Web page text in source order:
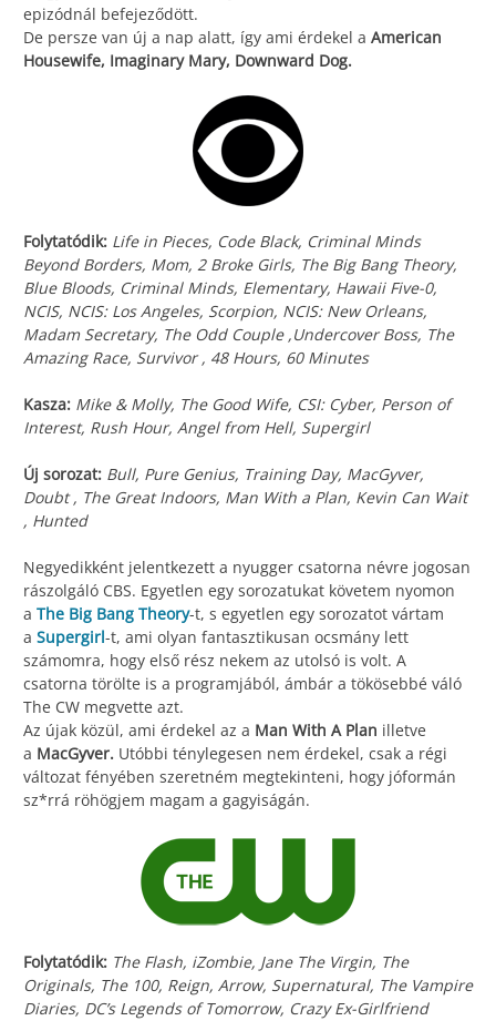
epizódnál befejeződött.
De persze van új a nap alatt, így ami érdekel a American
Housewife, Imaginary Mary, Downward Dog.
Folytatódik: Life in Pieces, Code Black, Criminal Minds
Beyond Borders, Mom, 2 Broke Girls, The Big Bang Theory,
Blue Bloods, Criminal Minds, Elementary, Hawaii Five-0,
NCIS, NCIS: Los Angeles, Scorpion, NCIS: New Orleans,
Madam Secretary, The Odd Couple ,Undercover Boss, The
Amazing Race, Survivor , 48 Hours, 60 Minutes
Kasza: Mike & Molly, The Good Wife, CSI: Cyber, Person of
Interest, Rush Hour, Angel from Hell, Supergirl
Új sorozat: Bull, Pure Genius, Training Day, MacGyver,
Doubt , The Great Indoors, Man With a Plan, Kevin Can Wait
, Hunted
Negyedikként jelentkezett a nyugger csatorna névre jogosan
rászolgáló CBS. Egyetlen egy sorozatukat követem nyomon
a The Big Bang Theory-t, s egyetlen egy sorozatot vártam
a Supergirl-t, ami olyan fantasztikusan ocsmány lett
számomra, hogy első rész nekem az utolsó is volt. A
csatorna törölte is a programjából, ámbár a tökösebbé váló
The CW megvette azt.
Az újak közül, ami érdekel az a Man With A Plan illetve
a MacGyver. Utóbbi ténylegesen nem érdekel, csak a régi
változat fényében szeretném megtekinteni, hogy jóformán
sz*rrá röhögjem magam a gagyiságán.
Folytatódik: The Flash, iZombie, Jane The Virgin, The
Originals, The 100, Reign, Arrow, Supernatural, The Vampire
Diaries, DC’s Legends of Tomorrow, Crazy Ex-Girlfriend